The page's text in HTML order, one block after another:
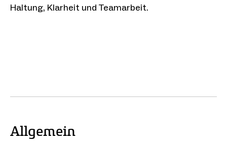
Haltung, Klarheit und Teamarbeit.
Allgemein